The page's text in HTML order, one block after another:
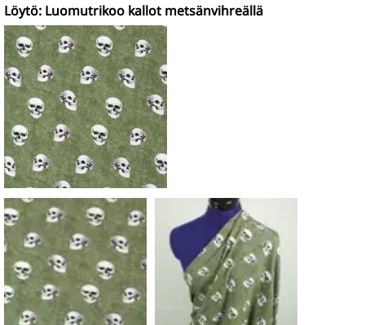
Löytö: Luomutrikoo kallot metsänvihreällä